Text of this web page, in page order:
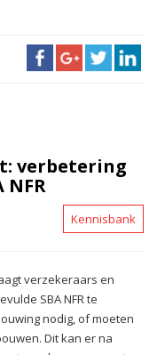
verbetering
NFR
Kennisbank
verzekeraars en
SBA NFR te
nodig, of moeten
Dit kan er na